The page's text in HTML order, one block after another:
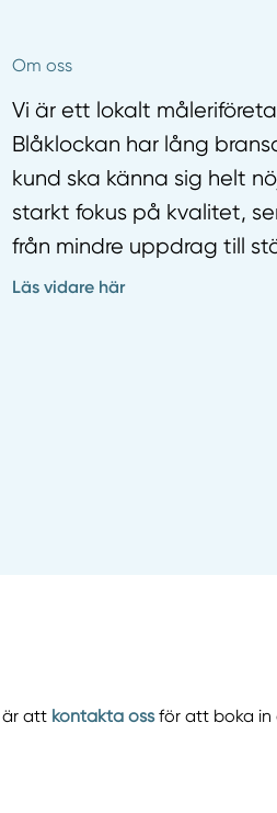
Om oss
Vi är ett lokalt
Blåklockan har lång
kund ska känna sig helt
starkt fokus på kvalitet,
från mindre uppdrag till
Läs vidare här
är att kontakta ossför att boka in